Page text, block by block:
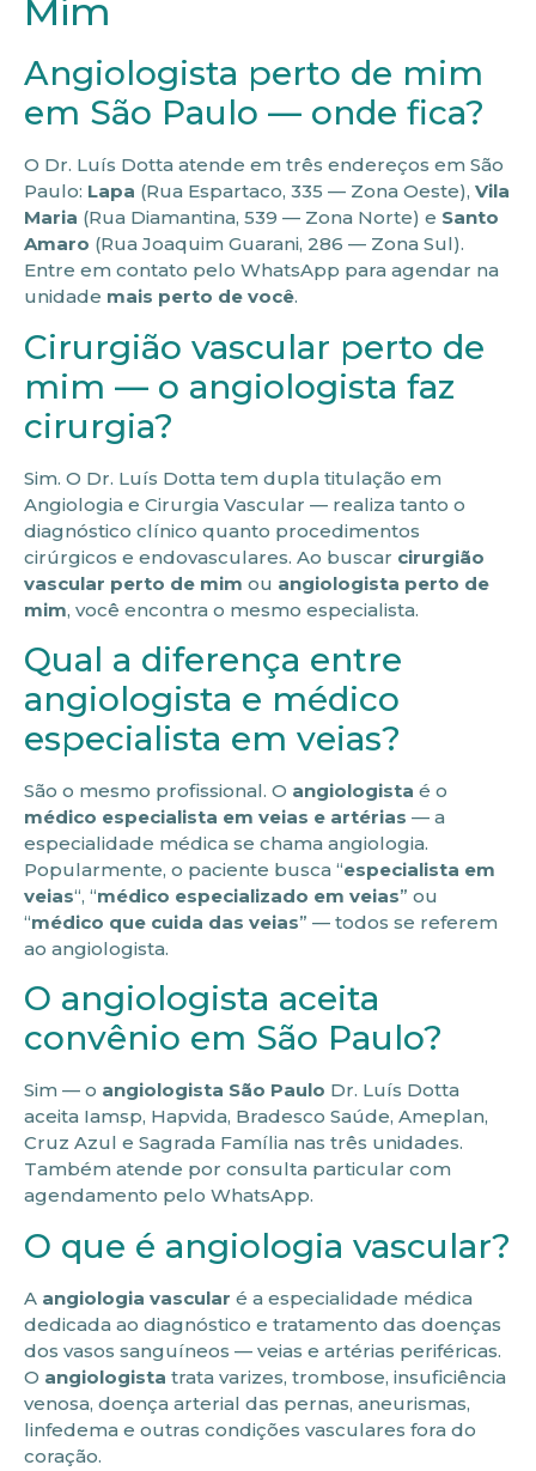
Mim
Angiologista perto de mim
em São Paulo — onde fica?
O Dr. Luís Dotta atende em três endereços em São
Paulo: Lapa (Rua Espartaco, 335 — Zona Oeste), Vila
Maria (Rua Diamantina, 539 — Zona Norte) e Santo
Amaro (Rua Joaquim Guarani, 286 — Zona Sul).
Entre em contato pelo WhatsApp para agendar na
unidade mais perto de você.
Cirurgião vascular perto de
mim — o angiologista faz
cirurgia?
Sim. O Dr. Luís Dotta tem dupla titulação em
Angiologia e Cirurgia Vascular — realiza tanto o
diagnóstico clínico quanto procedimentos
cirúrgicos e endovasculares. Ao buscar cirurgião
vascular perto de mim ou angiologista perto de
mim, você encontra o mesmo especialista.
Qual a diferença entre
angiologista e médico
especialista em veias?
São o mesmo profissional. O angiologista é o
médico especialista em veias e artérias — a
especialidade médica se chama angiologia.
Popularmente, o paciente busca “especialista em
veias“, “médico especializado em veias” ou
“médico que cuida das veias” — todos se referem
ao angiologista.
O angiologista aceita
convênio em São Paulo?
Sim — o angiologista São Paulo Dr. Luís Dotta
aceita Iamsp, Hapvida, Bradesco Saúde, Ameplan,
Cruz Azul e Sagrada Família nas três unidades.
Também atende por consulta particular com
agendamento pelo WhatsApp.
O que é angiologia vascular?
A angiologia vascular é a especialidade médica
dedicada ao diagnóstico e tratamento das doenças
dos vasos sanguíneos — veias e artérias periféricas.
O angiologista trata varizes, trombose, insuficiência
venosa, doença arterial das pernas, aneurismas,
linfedema e outras condições vasculares fora do
coração.